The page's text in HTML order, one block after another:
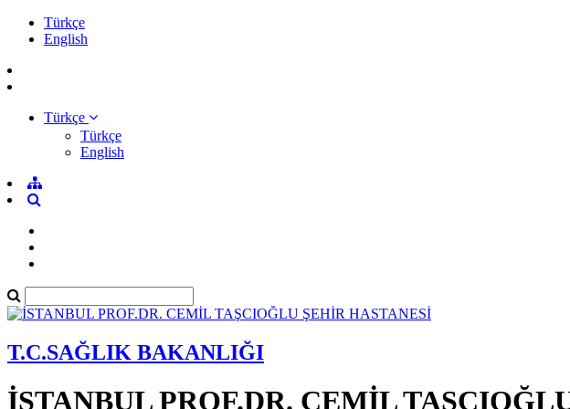
Türkçe
English
Türkçe
Türkçe
English
T.C.SAĞLIK BAKANLIĞI
İSTANBUL PROF.DR. CEMİL